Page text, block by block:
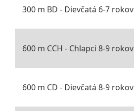
300 m BD - Dievčatá 6-7 rokov
600 m CCH - Chlapci 8-9 rokov
600 m CD - Dievčatá 8-9 rokov